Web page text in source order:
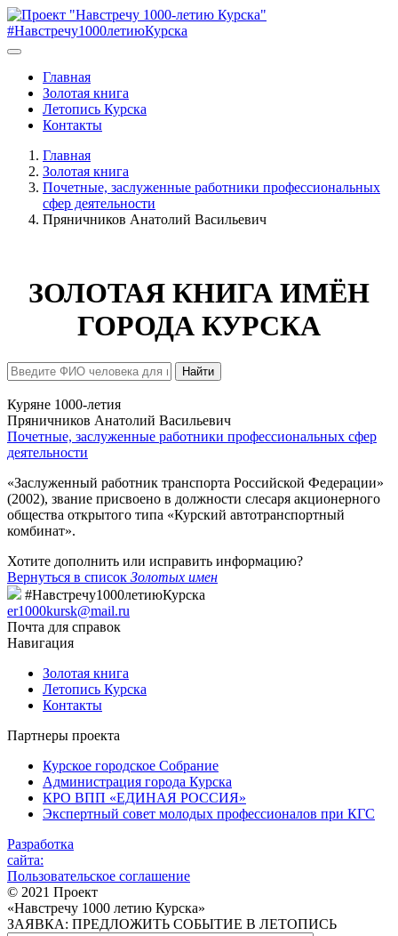
#Навстречу1000летиюКурска
Главная
Золотая книга
Летопись Курска
Контакты
Главная
Золотая книга
Почетные, заслуженные работники профессиональных
сфер деятельности
Пряничников Анатолий Васильевич
ЗОЛОТАЯ КНИГА ИМЁН
ГОРОДА КУРСКА
Найти
Куряне 1000-летия
Пряничников Анатолий Васильевич
Почетные, заслуженные работники профессиональных сфер
деятельности
«Заслуженный работник транспорта Российской Федерации»
(2002), звание присвоено в должности слесаря акционерного
общества открытого типа «Курский автотранспортный
комбинат».
Хотите дополнить или исправить информацию?
Вернуться в список Золотых имен
#Навстречу1000летиюКурска
er1000kursk@mail.ru
Почта для справок
Навигация
Золотая книга
Летопись Курска
Контакты
Партнеры проекта
Курское городское Собрание
Администрация города Курска
КРО ВПП «ЕДИНАЯ РОССИЯ»
Экспертный совет молодых профессионалов при КГС
Разработка
сайта:
Пользовательское соглашение
© 2021 Проект
«Навстречу 1000 летию Курска»
ЗАЯВКА: ПРЕДЛОЖИТЬ СОБЫТИЕ В ЛЕТОПИСЬ